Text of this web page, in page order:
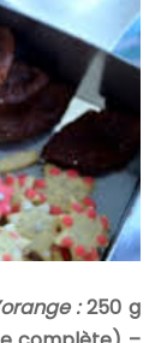
:250 g